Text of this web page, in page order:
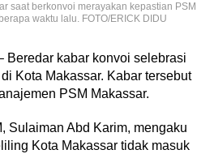
saat berkonvoi merayakan kepastian PSM
waktu lalu. FOTO/ERICK DIDU
Beredar kabar konvoi selebrasi
Kota Makassar. Kabar tersebut
PSM Makassar.
Sulaiman Abd Karim, mengaku
Kota Makassar tidak masuk